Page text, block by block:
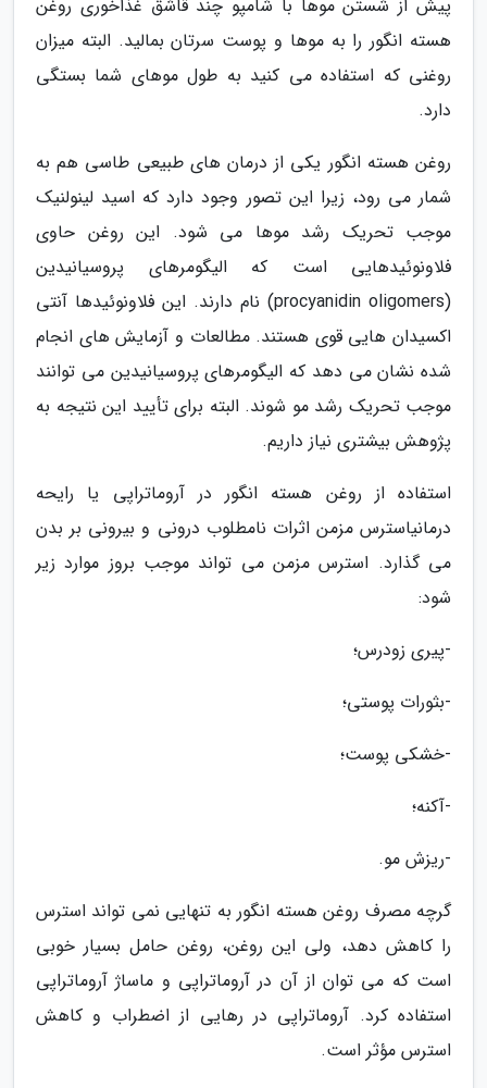
پیش از شستن موها با شامپو چند قاشق غذاخوری روغن
هسته انگور را به موها و پوست سرتان بمالید. البته میزان
روغنی که استفاده می کنید به طول موهای شما بستگی
دارد.
روغن هسته انگور یکی از درمان های طبیعی طاسی هم به
شمار می رود، زیرا این تصور وجود دارد که اسید لینولنیک
موجب تحریک رشد موها می شود. این روغن حاوی
فلاونوئیدهایی است که الیگومرهای پروسیانیدین
(procyanidin oligomers) نام دارند. این فلاونوئیدها آنتی
اکسیدان هایی قوی هستند. مطالعات و آزمایش های انجام
شده نشان می دهد که الیگومرهای پروسیانیدین می توانند
موجب تحریک رشد مو شوند. البته برای تأیید این نتیجه به
پژوهش بیشتری نیاز داریم.
استفاده از روغن هسته انگور در آروماتراپی یا رایحه
درمانیاسترس مزمن اثرات نامطلوب درونی و بیرونی بر بدن
می گذارد. استرس مزمن می تواند موجب بروز موارد زیر
شود:
-پیری زودرس؛
-بثورات پوستی؛
-خشکی پوست؛
-آکنه؛
-ریزش مو.
گرچه مصرف روغن هسته انگور به تنهایی نمی تواند استرس
را کاهش دهد، ولی این روغن، روغن حامل بسیار خوبی
است که می توان از آن در آروماتراپی و ماساژ آروماتراپی
استفاده کرد. آروماتراپی در رهایی از اضطراب و کاهش
استرس مؤثر است.